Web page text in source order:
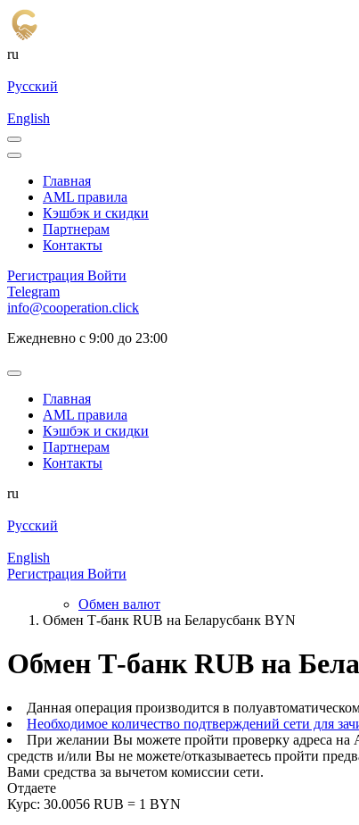
ru
Русский
English
Главная
AML правила
Кэшбэк и cкидки
Партнерам
Контакты
Регистрация Войти
Telegram
info@cooperation.click
Ежедневно с 9:00 до 23:00
Главная
AML правила
Кэшбэк и cкидки
Партнерам
Контакты
ru
Русский
English
Регистрация Войти
Обмен валют
Обмен Т-банк RUB на Беларусбанк BYN
Обмен Т-банк RUB на
Данная операция производится в
Необходимое количество подтверждений сети для
При желании Вы можете пройти проверку адреса на
средств и/или Вы не можете/отказываетесь пройти
Вами средства за вычетом комиссии сети.
Отдаете
Курс: 30.0056 RUB = 1 BYN